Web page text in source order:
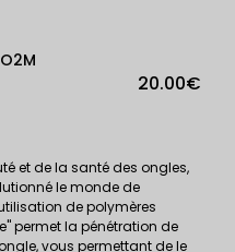
20.00€
et de la santé des ongles,
le monde de
de polymères
permet la pénétration de
vous permettant de le